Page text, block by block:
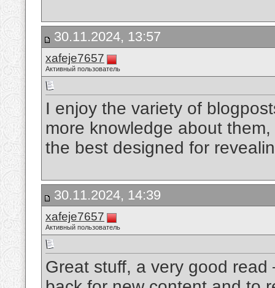
30.11.2024, 13:57
xafeje7657
Активный пользователь
I enjoy the variety of
more knowledge about
the best designed for
30.11.2024, 14:39
xafeje7657
Активный пользователь
Great stuff, a very good